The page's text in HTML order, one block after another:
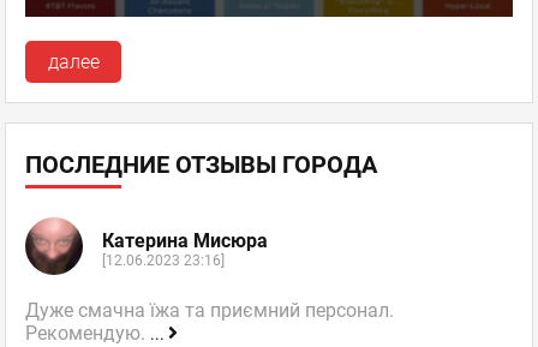
далее
ПОСЛЕДНИЕ ОТЗЫВЫ ГОРОДА
Катерина Мисюра
[12.06.2023 23:16]
Дуже смачна їжа та приємний персонал.
Рекомендую. ...